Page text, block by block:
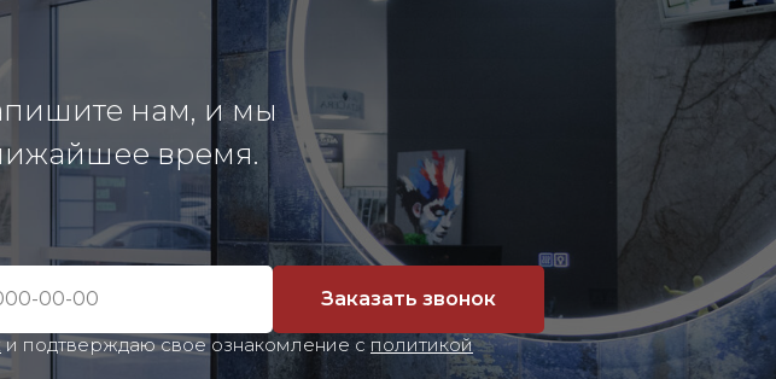
нам, и мы
время.
и подтверждаю свое ознакомление с политикой
Заказать звонок